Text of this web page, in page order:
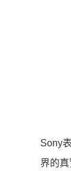
Sony
界的